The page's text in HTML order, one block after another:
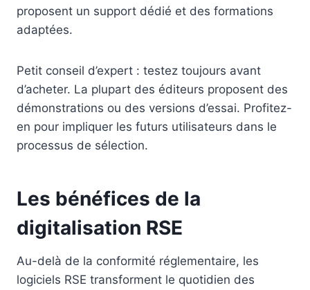
proposent un support dédié et des formations
adaptées.
Petit conseil d’expert : testez toujours avant
d’acheter. La plupart des éditeurs proposent des
démonstrations ou des versions d’essai. Profitez-
en pour impliquer les futurs utilisateurs dans le
processus de sélection.
Les bénéfices de la
digitalisation RSE
Au-delà de la conformité réglementaire, les
logiciels RSE transforment le quotidien des